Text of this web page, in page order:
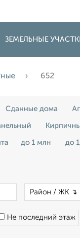
ЗЕМЕЛЬНЫЕ
652
Сданные дома
до 1 млн до
Не последний этаж